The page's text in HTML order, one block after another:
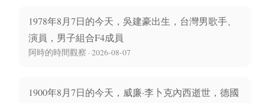
1978年8月7日的今天，吳建豪出生，台灣男歌手、
演員，男子組合F4成員
阿時的時間觀察 · 2026-08-07
1900年8月7日的今天，威廉·李卜克內西逝世，德國